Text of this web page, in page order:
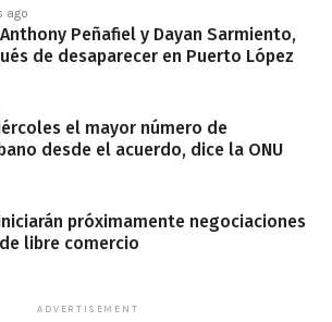
ago
Peñafiel y Dayan Sarmiento,
de desaparecer en Puerto López
el mayor número de
desde el acuerdo, dice la ONU
próximamente negociaciones
libre comercio
ADVERTISEMENT